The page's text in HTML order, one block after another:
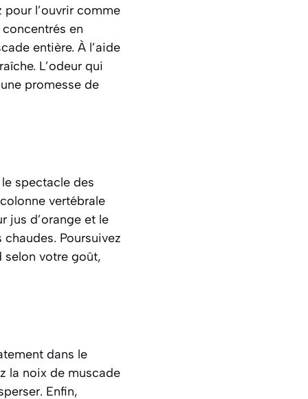
l’ouvrir comme
en
entière. À l’aide
L’odeur qui
promesse de
spectacle des
vertébrale
jus d’orange et le
Poursuivez
selon votre goût,
dans le
la noix de muscade
Enfin,